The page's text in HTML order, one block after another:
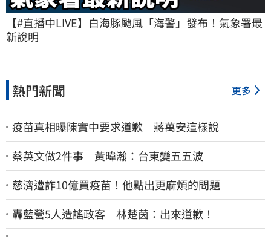
【#直播中LIVE】白海豚颱風「海警」發布！氣象署最
新說明
熱門新聞 更多
疫苗真相曝陳實中要求道歉 蔣萬安這樣說
蔡英文做2件事 黃暐瀚：台東變五五波
慈濟遭詐10億買疫苗！他點出更麻煩的問題
轟藍營5人造謠政客 林楚茵：出來道歉！